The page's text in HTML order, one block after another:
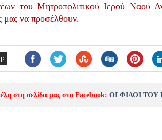
του Μητροπολιτικού Ιερού Ναού
μας να προσέλθουν.
στη σελίδα μας στο Facebook: ΟΙ ΦΙΛΟΙ